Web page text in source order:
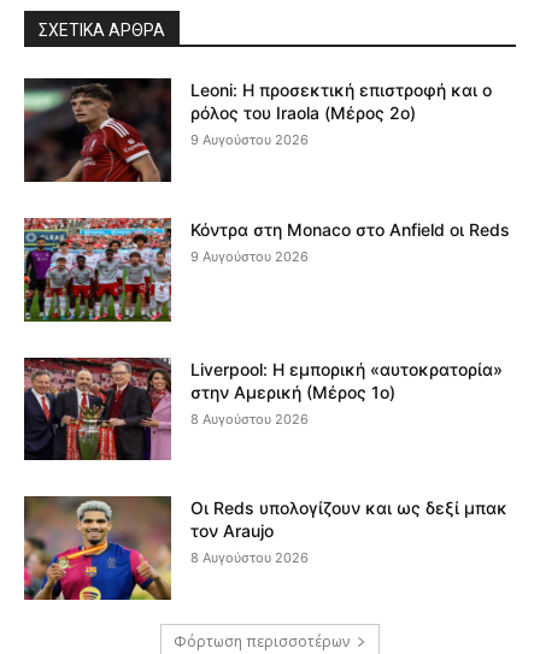
ΣΧΕΤΙΚΆ ΆΡΘΡΑ
Leoni: Η προσεκτική επιστροφή και ο
ρόλος του Iraola (Μέρος 2ο)
9 Αυγούστου 2026
Κόντρα στη Monaco στο Anfield οι Reds
9 Αυγούστου 2026
Liverpool: Η εμπορική «αυτοκρατορία»
στην Αμερική (Μέρος 1ο)
8 Αυγούστου 2026
Οι Reds υπολογίζουν και ως δεξί μπακ
τον Araujo
8 Αυγούστου 2026
Φόρτωση περισσοτέρων